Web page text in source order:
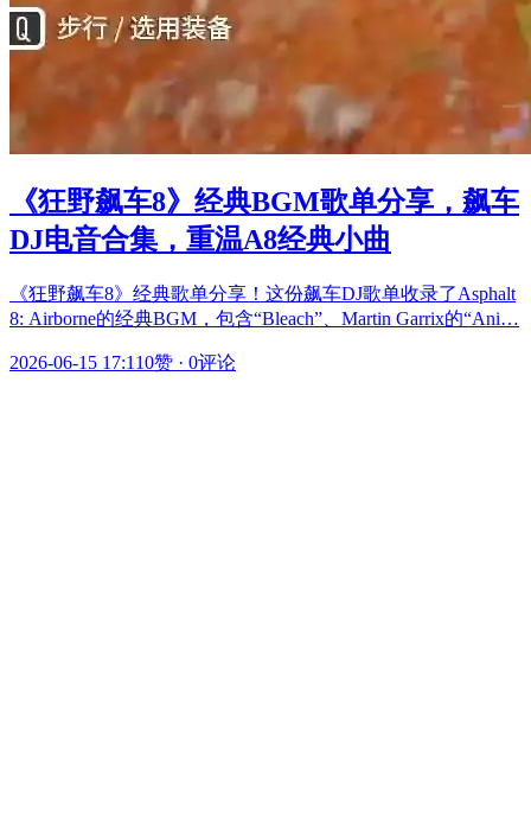
《狂野飙车8》经典BGM歌单分享，飙车
DJ电音合集，重温A8经典小曲
《狂野飙车8》经典歌单分享！这份飙车DJ歌单收录了Asphalt
8: Airborne的经典BGM，包含“Bleach”、Martin Garrix的“Ani…
2026-06-15 17:110赞 · 0评论